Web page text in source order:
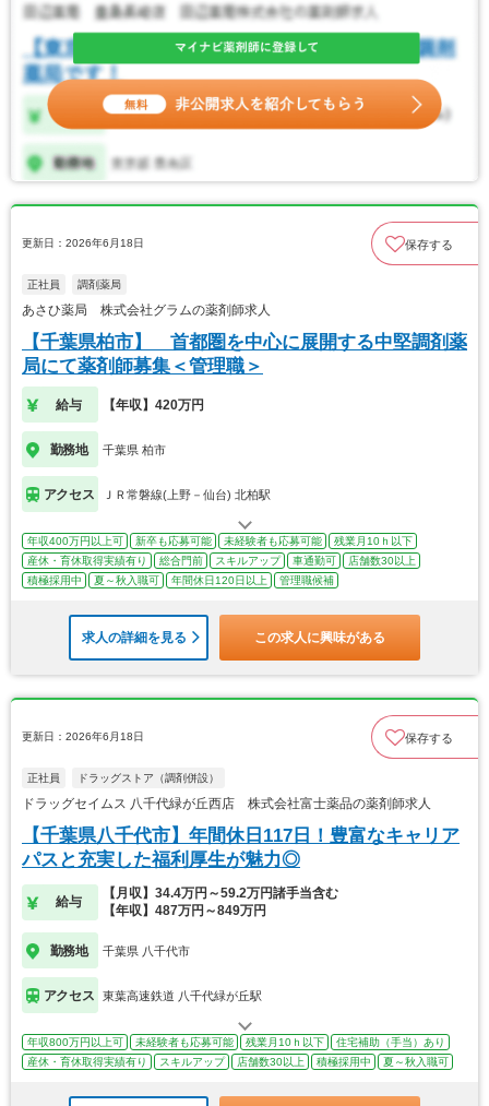
更新日：2026年6月18日 保存する
正社員 調剤薬局
あさひ薬局 株式会社グラムの薬剤師求人
【千葉県柏市】 首都圏を中心に展開する中堅調剤薬
局にて薬剤師募集＜管理職＞
給与 【年収】420万円
勤務地 千葉県 柏市
アクセス ＪＲ常磐線(上野－仙台) 北柏駅
年収400万円以上可 新卒も応募可能 未経験者も応募可能
残業月10ｈ以下
産休・育休取得実績有り
総合門前 スキルアップ 車通勤可
店舗数30以上
積極採用中
夏～秋入職可 年間休日120日以上 管理職候補
求人の詳細を見る この求人に興味がある
更新日：2026年6月18日 保存する
正社員 ドラッグストア（調剤併設）
ドラッグセイムス 八千代緑が丘西店 株式会社富士薬品の薬剤師求人
【千葉県八千代市】年間休日117日！豊富なキャリア
パスと充実した福利厚生が魅力◎
給与
【月収】34.4万円～59.2万円諸手当含む
【年収】487万円～849万円
勤務地 千葉県 八千代市
アクセス 東葉高速鉄道 八千代緑が丘駅
年収800万円以上可 未経験者も応募可能 残業月10ｈ以下
住宅補助（手当）あり
産休・育休取得実績有り
スキルアップ 店舗数30以上 積極採用中 夏～秋入職可